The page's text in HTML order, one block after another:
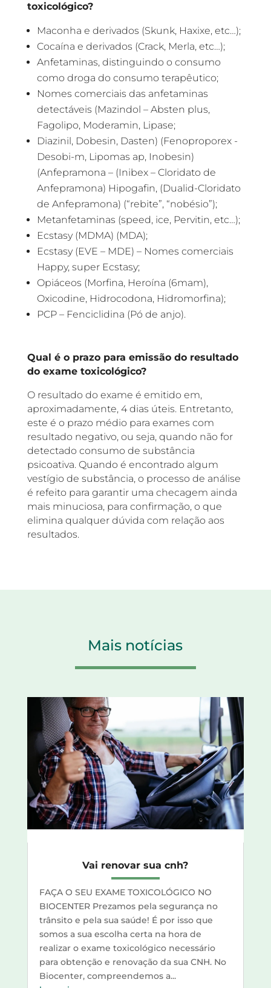
toxicológico?
Maconha e derivados (Skunk, Haxixe, etc…);
Cocaína e derivados (Crack, Merla, etc…);
Anfetaminas, distinguindo o consumo
como droga do consumo terapêutico;
Nomes comerciais das anfetaminas
detectáveis (Mazindol – Absten plus,
Fagolipo, Moderamin, Lipase;
Diazinil, Dobesin, Dasten) (Fenoproporex -
Desobi-m, Lipomas ap, Inobesin)
(Anfepramona – (Inibex – Cloridato de
Anfepramona) Hipogafin, (Dualid-Cloridato
de Anfepramona) (“rebite”, “nobésio”);
Metanfetaminas (speed, ice, Pervitin, etc…);
Ecstasy (MDMA) (MDA);
Ecstasy (EVE – MDE) – Nomes comerciais
Happy, super Ecstasy;
Opiáceos (Morfina, Heroína (6mam),
Oxicodine, Hidrocodona, Hidromorfina);
PCP – Fenciclidina (Pó de anjo).
Qual é o prazo para emissão do resultado
do exame toxicológico?
O resultado do exame é emitido em,
aproximadamente, 4 dias úteis. Entretanto,
este é o prazo médio para exames com
resultado negativo, ou seja, quando não for
detectado consumo de substância
psicoativa. Quando é encontrado algum
vestígio de substância, o processo de análise
é refeito para garantir uma checagem ainda
mais minuciosa, para confirmação, o que
elimina qualquer dúvida com relação aos
resultados.
Mais notícias
Vai renovar sua cnh?
FAÇA O SEU EXAME TOXICOLÓGICO NO
BIOCENTER Prezamos pela segurança no
trânsito e pela sua saúde! É por isso que
somos a sua escolha certa na hora de
realizar o exame toxicológico necessário
para obtenção e renovação da sua CNH. No
Biocenter, compreendemos a...